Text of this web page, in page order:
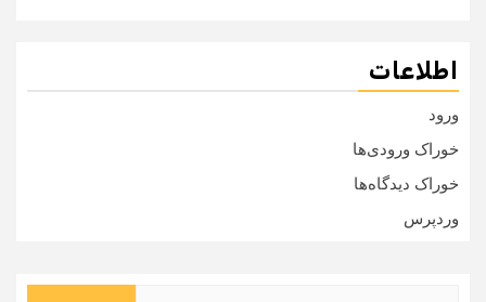
اطلاعات
ورود
خوراک ورودی‌ها
خوراک دیدگاه‌ها
وردپرس